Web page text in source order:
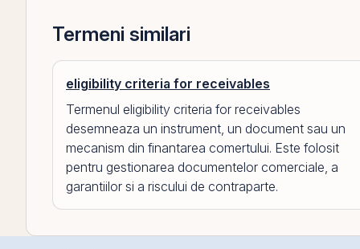
Termeni similari
eligibility criteria for receivables
Termenul eligibility criteria for receivables
desemneaza un instrument, un document sau un
mecanism din finantarea comertului. Este folosit
pentru gestionarea documentelor comerciale, a
garantiilor si a riscului de contraparte.